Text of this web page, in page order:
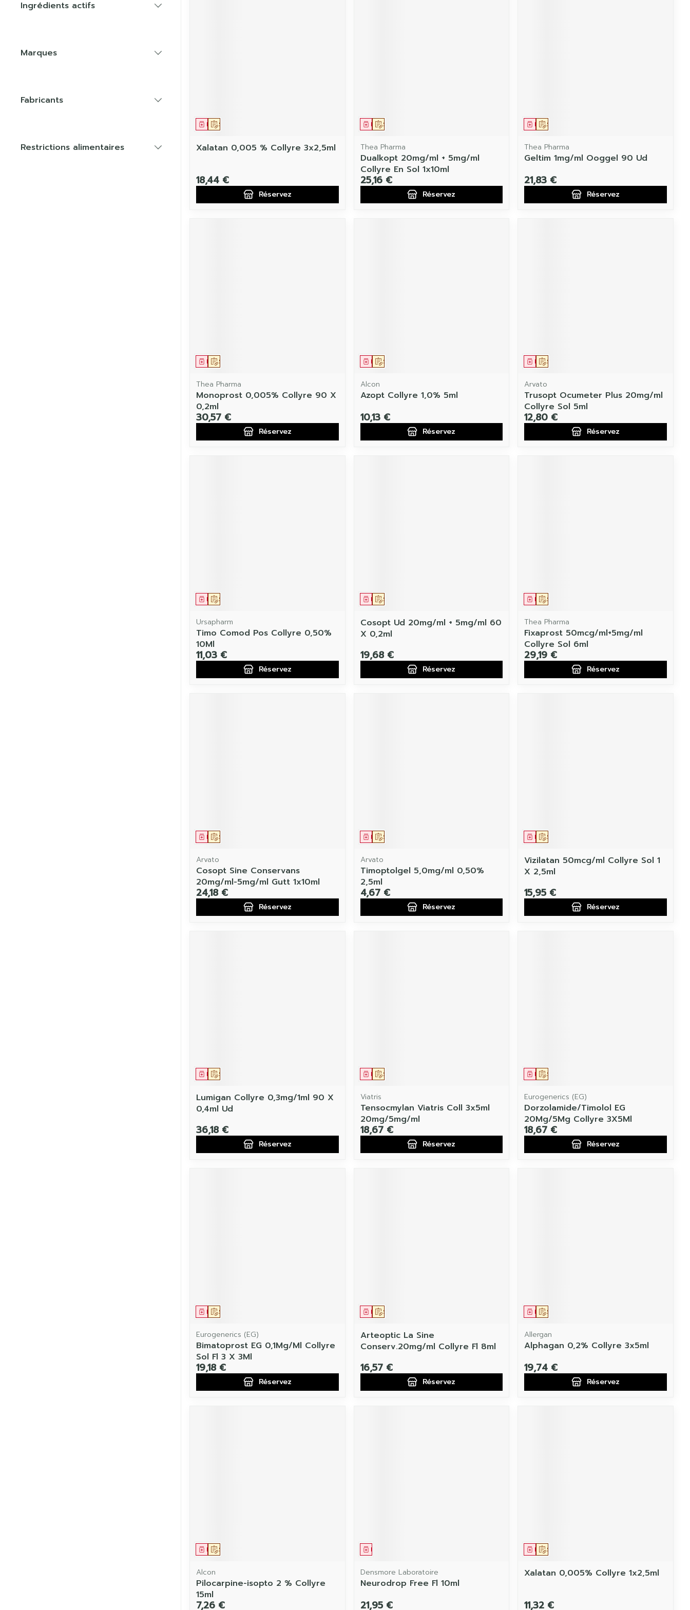
Ingrédients actifs
Marques
Fabricants
Restrictions alimentaires
Sur prescription
Médicament
Xalatan 0,005 % Collyre 3x2,5ml
18,44 €
Réservez
Sur prescription
Médicament
Thea Pharma
Dualkopt 20mg/ml + 5mg/ml
Collyre En Sol 1x10ml
25,16 €
Réservez
Sur prescription
Médicament
Thea Pharma
Geltim 1mg/ml Ooggel 90 Ud
21,83 €
Réservez
Sur prescription
Médicament
Thea Pharma
Monoprost 0,005% Collyre 90 X
0,2ml
30,57 €
Réservez
Sur prescription
Médicament
Alcon
Azopt Collyre 1,0% 5ml
10,13 €
Réservez
Sur prescription
Médicament
Arvato
Trusopt Ocumeter Plus 20mg/ml
Collyre Sol 5ml
12,80 €
Réservez
Sur prescription
Médicament
Ursapharm
Timo Comod Pos Collyre 0,50%
10Ml
11,03 €
Réservez
Sur prescription
Médicament
Cosopt Ud 20mg/ml + 5mg/ml 60
X 0,2ml
19,68 €
Réservez
Sur prescription
Médicament
Thea Pharma
Fixaprost 50mcg/ml+5mg/ml
Collyre Sol 6ml
29,19 €
Réservez
Sur prescription
Médicament
Arvato
Cosopt Sine Conservans
20mg/ml-5mg/ml Gutt 1x10ml
24,18 €
Réservez
Sur prescription
Médicament
Arvato
Timoptolgel 5,0mg/ml 0,50%
2,5ml
4,67 €
Réservez
Sur prescription
Médicament
Vizilatan 50mcg/ml Collyre Sol 1
X 2,5ml
15,95 €
Réservez
Sur prescription
Médicament
Lumigan Collyre 0,3mg/1ml 90 X
0,4ml Ud
36,18 €
Réservez
Sur prescription
Médicament
Viatris
Tensocmylan Viatris Coll 3x5ml
20mg/5mg/ml
18,67 €
Réservez
Sur prescription
Médicament
Eurogenerics (EG)
Dorzolamide/Timolol EG
20Mg/5Mg Collyre 3X5Ml
18,67 €
Réservez
Sur prescription
Médicament
Eurogenerics (EG)
Bimatoprost EG 0,1Mg/Ml Collyre
Sol Fl 3 X 3Ml
19,18 €
Réservez
Sur prescription
Médicament
Arteoptic La Sine
Conserv.20mg/ml Collyre Fl 8ml
16,57 €
Réservez
Sur prescription
Médicament
Allergan
Alphagan 0,2% Collyre 3x5ml
19,74 €
Réservez
Sur prescription
Médicament
Alcon
Pilocarpine-isopto 2 % Collyre
15ml
7,26 €
Médicament
Densmore Laboratoire
Neurodrop Free Fl 10ml
21,95 €
Sur prescription
Médicament
Xalatan 0,005% Collyre 1x2,5ml
11,32 €